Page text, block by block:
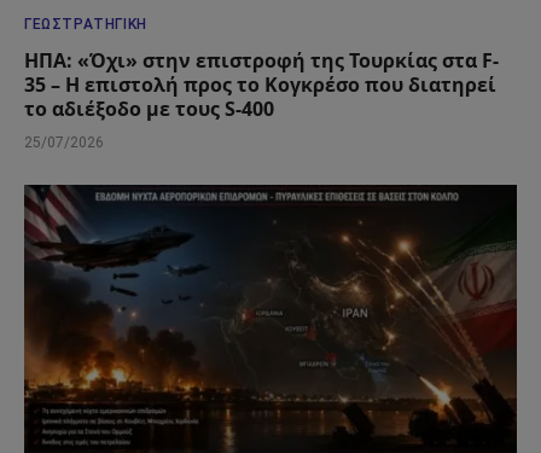
ΓΕΩΣΤΡΑΤΗΓΙΚΉ
ΗΠΑ: «Όχι» στην επιστροφή της Τουρκίας στα F-
35 – Η επιστολή προς το Κογκρέσο που διατηρεί
το αδιέξοδο με τους S-400
25/07/2026